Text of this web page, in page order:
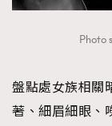
Photo
盤點處女族相關
著、細眉細眼、